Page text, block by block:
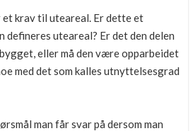
et krav til uteareal. Er dette et
defineres uteareal? Er det den delen
eller må den være opparbeidet
med det som kalles utnyttelsesgrad
man får svar på dersom man